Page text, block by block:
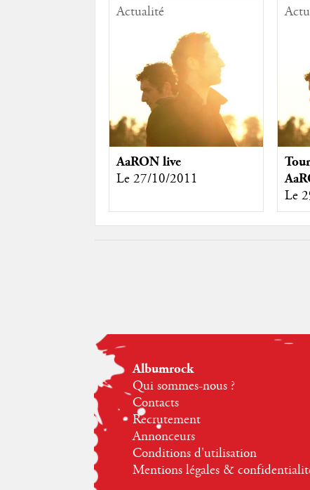
Actualité
AaRON live
Le 27/10/2011
Le
Albumrock
Qui sommes-nous ?
Contacts
Recrutement
Annonceurs
Conditions d'utilisation
Mentions légales &